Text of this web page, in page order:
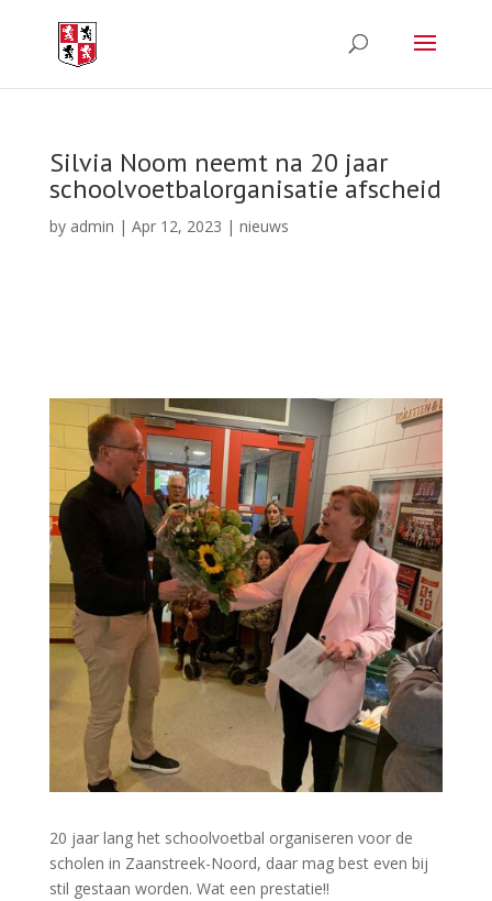
Silvia Noom neemt na 20 jaar
schoolvoetbalorganisatie afscheid
by admin | Apr 12, 2023 | nieuws
20 jaar lang het schoolvoetbal organiseren voor de
scholen in Zaanstreek-Noord, daar mag best even bij
stil gestaan worden. Wat een prestatie!!